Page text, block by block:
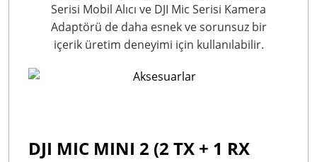
Serisi Mobil Alıcı ve DJI Mic Serisi Kamera
Adaptörü de daha esnek ve sorunsuz bir
içerik üretim deneyimi için kullanılabilir.
DJI MIC MINI 2 (2 TX + 1 RX